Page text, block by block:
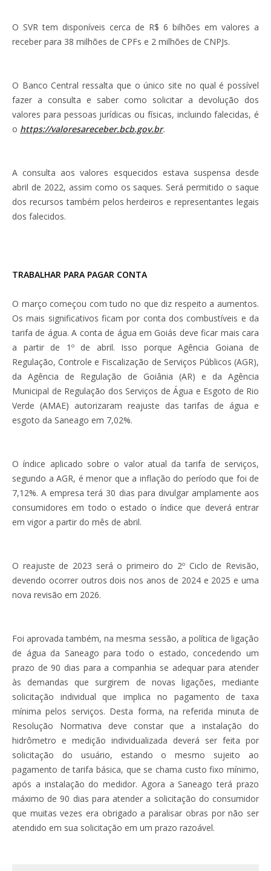
O SVR tem disponíveis cerca de R$ 6 bilhões em valores a
receber para 38 milhões de CPFs e 2 milhões de CNPJs.
O Banco Central ressalta que o único site no qual é possível
fazer a consulta e saber como solicitar a devolução dos
valores para pessoas jurídicas ou físicas, incluindo falecidas, é
o https://valoresareceber.bcb.gov.br.
A consulta aos valores esquecidos estava suspensa desde
abril de 2022, assim como os saques. Será permitido o saque
dos recursos também pelos herdeiros e representantes legais
dos falecidos.
TRABALHAR PARA PAGAR CONTA
O março começou com tudo no que diz respeito a aumentos.
Os mais significativos ficam por conta dos combustíveis e da
tarifa de água. A conta de água em Goiás deve ficar mais cara
a partir de 1º de abril. Isso porque Agência Goiana de
Regulação, Controle e Fiscalização de Serviços Públicos (AGR),
da Agência de Regulação de Goiânia (AR) e da Agência
Municipal de Regulação dos Serviços de Água e Esgoto de Rio
Verde (AMAE) autorizaram reajuste das tarifas de água e
esgoto da Saneago em 7,02%.
O índice aplicado sobre o valor atual da tarifa de serviços,
segundo a AGR, é menor que a inflação do período que foi de
7,12%. A empresa terá 30 dias para divulgar amplamente aos
consumidores em todo o estado o índice que deverá entrar
em vigor a partir do mês de abril.
O reajuste de 2023 será o primeiro do 2º Ciclo de Revisão,
devendo ocorrer outros dois nos anos de 2024 e 2025 e uma
nova revisão em 2026.
Foi aprovada também, na mesma sessão, a política de ligação
de água da Saneago para todo o estado, concedendo um
prazo de 90 dias para a companhia se adequar para atender
às demandas que surgirem de novas ligações, mediante
solicitação individual que implica no pagamento de taxa
mínima pelos serviços. Desta forma, na referida minuta de
Resolução Normativa deve constar que a instalação do
hidrômetro e medição individualizada deverá ser feita por
solicitação do usuário, estando o mesmo sujeito ao
pagamento de tarifa básica, que se chama custo fixo mínimo,
após a instalação do medidor. Agora a Saneago terá prazo
máximo de 90 dias para atender a solicitação do consumidor
que muitas vezes era obrigado a paralisar obras por não ser
atendido em sua solicitação em um prazo razoável.